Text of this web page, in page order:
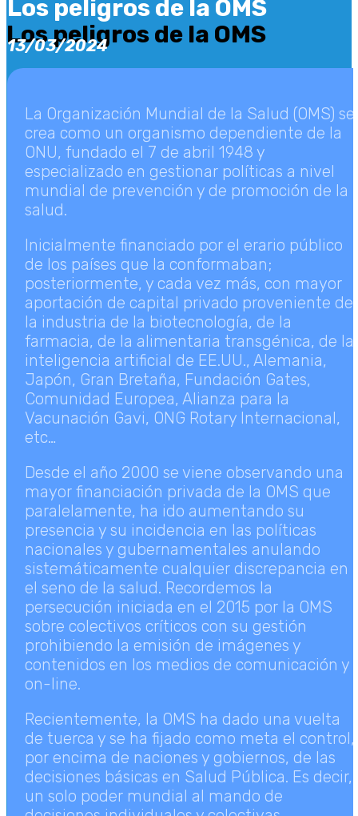
Los peligros de la OMS
Los peligros de la OMS
13/03/2024
La Organización Mundial de la Salud (OMS) se
crea como un organismo dependiente de la
ONU, fundado el 7 de abril 1948 y
especializado en gestionar políticas a nivel
mundial de prevención y de promoción de la
salud.
Inicialmente financiado por el erario público
de los países que la conformaban;
posteriormente, y cada vez más, con mayor
aportación de capital privado proveniente de
la industria de la biotecnología, de la
farmacia, de la alimentaria transgénica, de la
inteligencia artificial de EE.UU., Alemania,
Japón, Gran Bretaña, Fundación Gates,
Comunidad Europea, Alianza para la
Vacunación Gavi, ONG Rotary Internacional,
etc…
Desde el año 2000 se viene observando una
mayor financiación privada de la OMS que
paralelamente, ha ido aumentando su
presencia y su incidencia en las políticas
nacionales y gubernamentales anulando
sistemáticamente cualquier discrepancia en
el seno de la salud. Recordemos la
persecución iniciada en el 2015 por la OMS
sobre colectivos críticos con su gestión
prohibiendo la emisión de imágenes y
contenidos en los medios de comunicación y
on-line.
Recientemente, la OMS ha dado una vuelta
de tuerca y se ha fijado como meta el control,
por encima de naciones y gobiernos, de las
decisiones básicas en Salud Pública. Es decir,
un solo poder mundial al mando de